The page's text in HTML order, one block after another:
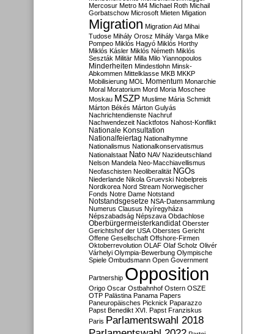
Mercosur Metro M4 Michael Roth Michail
Gorbatschow Microsoft Mieten Migation
Migration Migration Aid Mihai
Tudose Mihály Orosz Mihály Varga Mike
Pompeo Miklós Hagyó Miklós Horthy
Miklós Kásler Miklós Németh Miklós
Seszták Militär Milla Milo Yiannopoulos
Minderheiten Mindestlohn Minsk-
Abkommen Mittelklasse MKB MKKP
Mobilisierung MOL Momentum Monarchie
Moral Moratorium Mord Moria Moschee
Moskau MSZP Muslime Mária Schmidt
Márton Békés Márton Gulyás
Nachrichtendienste Nachruf
Nachwendezeit Nacktfotos Nahost-Konflikt
Nationale Konsultation
Nationalfeiertag Nationalhymne
Nationalismus Nationalkonservatismus
Nationalstaat Nato NAV Nazideutschland
Nelson Mandela Neo-Macchiavellismus
Neofaschisten Neoliberalität NGOs
Niederlande Nikola Gruevski Nobelpreis
Nordkorea Nord Stream Norwegischer
Fonds Notre Dame Notstand
Notstandsgesetze NSA-Datensammlung
Numerus Clausus Nyíregyháza
Népszabadság Népszava Obdachlose
Oberbürgermeisterkandidat Oberster
Gerichtshof der USA Oberstes Gericht
Offene Gesellschaft Offshore-Firmen
Oktoberrevolution OLAF Olaf Scholz Olivér
Várhelyi Olympia-Bewerbung Olympische
Spiele Ombudsmann Open Government
Partnership Opposition
Origo Oscar Ostbahnhof Ostern OSZE
OTP Palästina Panama Papers
Paneuropäisches Picknick Paparazzo
Papst Benedikt XVI. Papst Franziskus
Paris Parlamentswahl 2018